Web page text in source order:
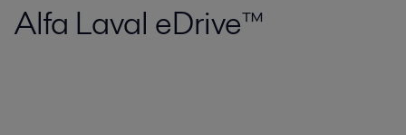
Alfa Laval eDrive™